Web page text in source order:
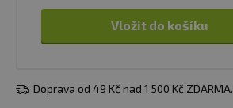
Vložit do košíku
Doprava od 49 Kč nad 1 500 Kč ZDARMA.